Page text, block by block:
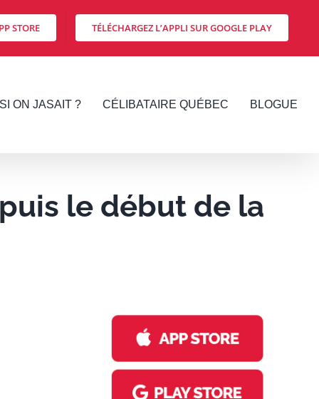
STORE TÉLÉCHARGEZ L’APPLI SUR GOOGLE PLAY
ON JASAIT ? CÉLIBATAIRE QUÉBEC BLOGUE
le début de la